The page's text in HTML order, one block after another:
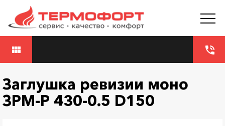
phone_in_talk
view_module
Заглушка ревизии моно
ЗРМ-Р 430-0.5 D150